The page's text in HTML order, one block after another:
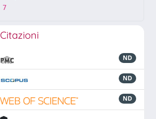
7
Citazioni
ND
ND
ND